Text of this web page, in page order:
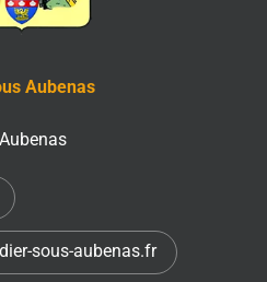
Aubenas
sous-aubenas.fr